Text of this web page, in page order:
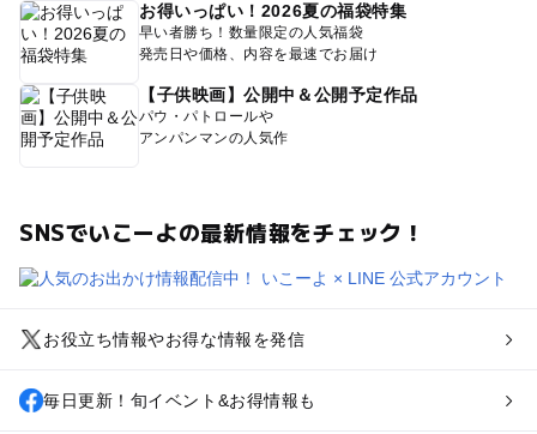
お得いっぱい！2026夏の福袋特集
早い者勝ち！数量限定の人気福袋
発売日や価格、内容を最速でお届け
【子供映画】公開中＆公開予定作品
パウ・パトロールや
アンパンマンの人気作
SNSでいこーよの最新情報をチェック！
お役立ち情報やお得な情報を発信
毎日更新！旬イベント&お得情報も